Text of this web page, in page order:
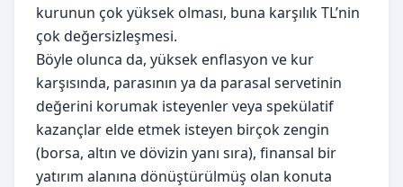
kurunun çok yüksek olması, buna karşılık TL’nin
çok değersizleşmesi.
Böyle olunca da, yüksek enflasyon ve kur
karşısında, parasının ya da parasal servetinin
değerini korumak isteyenler veya spekülatif
kazançlar elde etmek isteyen birçok zengin
(borsa, altın ve dövizin yanı sıra), finansal bir
yatırım alanına dönüştürülmüş olan konuta